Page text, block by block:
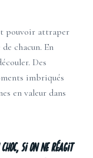
pouvoir attraper
chacun. En
Des
imbriqués
en valeur dans
si on ne réagit